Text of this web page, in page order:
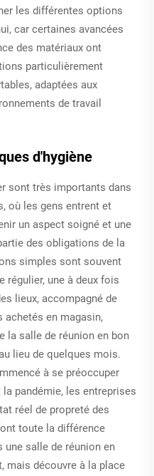
les différentes options
car certaines avancées
des matériaux ont
particulièrement
adaptées aux
de travail
d'hygiène
sont très importants dans
où les gens entrent et
un aspect soigné et une
des obligations de la
simples sont souvent
régulier, une à deux fois
lieux, accompagné de
achetés en magasin,
la salle de réunion en bon
lieu de quelques mois.
à se préoccuper
pandémie, les entreprises
réel de propreté des
toute la différence
une salle de réunion en
mais découvre à la place